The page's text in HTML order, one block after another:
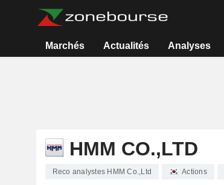
Marchés Actualités Analyses
HMM CO.,LTD
Reco analystes HMM Co.,Ltd Actions